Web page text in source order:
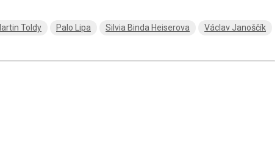
Toldy Palo Lipa Silvia Binda Heiserova
Václav Janoščík